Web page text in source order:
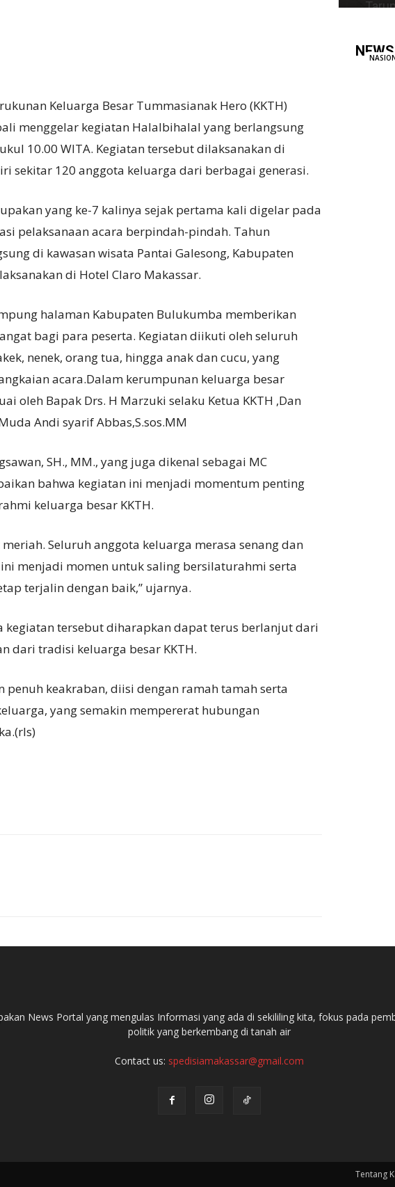
Keluarga Besar Tummasianak Hero (KKTH)
menggelar kegiatan Halalbihalal yang berlangsung
10.00 WITA. Kegiatan tersebut dilaksanakan di
sekitar 120 anggota keluarga dari berbagai generasi.
yang ke-7 kalinya sejak pertama kali digelar pada
pelaksanaan acara berpindah-pindah. Tahun
di kawasan wisata Pantai Galesong, Kabupaten
di Hotel Claro Makassar.
halaman Kabupaten Bulukumba memberikan
bagi para peserta. Kegiatan diikuti oleh seluruh
nenek, orang tua, hingga anak dan cucu, yang
acara.Dalam kerumpunan keluarga besar
oleh Bapak Drs. H Marzuki selaku Ketua KKTH ,Dan
Andi syarif Abbas,S.sos.MM
SH., MM., yang juga dikenal sebagai MC
bahwa kegiatan ini menjadi momentum penting
keluarga besar KKTH.
Seluruh anggota keluarga merasa senang dan
menjadi momen untuk saling bersilaturahmi serta
terjalin dengan baik,” ujarnya.
kegiatan tersebut diharapkan dapat terus berlanjut dari
dari tradisi keluarga besar KKTH.
penuh keakraban, diisi dengan ramah tamah serta
yang semakin mempererat hubungan
NEWS
News Portal yang mengulas Informasi yang ada di sekililing kita, fokus pada
politik yang berkembang di tanah air
Contact us: spedisiamakassar@gmail.com
Tentang